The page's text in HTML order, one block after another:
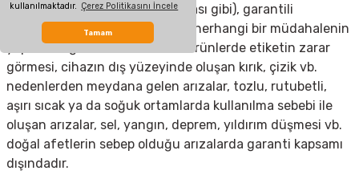
kullanılmaktadır. Çerez Politikasını İncele
Tamam
olan aksesuarların kullanılmaması gibi), garantili
ürünlerde yetkili servis dışında herhangi bir müdahalenin
yapılması, garanti etiketi olan ürünlerde etiketin zarar
görmesi, cihazın dış yüzeyinde oluşan kırık, çizik vb.
nedenlerden meydana gelen arızalar, tozlu, rutubetli,
aşırı sıcak ya da soğuk ortamlarda kullanılma sebebi ile
oluşan arızalar, sel, yangın, deprem, yıldırım düşmesi vb.
doğal afetlerin sebep olduğu arızalarda garanti kapsamı
dışındadır.